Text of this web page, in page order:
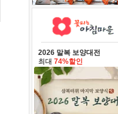
2026 말복 보양대전
최대 74%할인